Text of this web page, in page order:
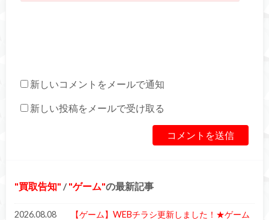
新しいコメントをメールで通知
新しい投稿をメールで受け取る
買取告知 / ゲーム の最新記事
2026.08.08
【ゲーム】WEBチラシ更新しました！★ゲーム